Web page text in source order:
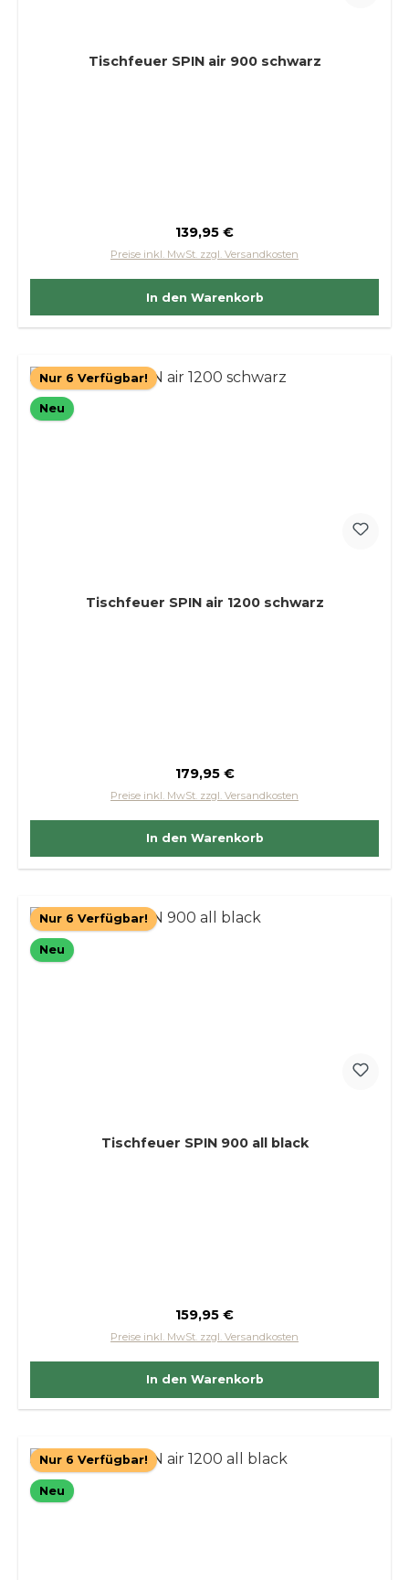
Tischfeuer SPIN air 900 schwarz
Regulärer Preis:
139,95 €
Preise inkl. MwSt. zzgl. Versandkosten
In den Warenkorb
Nur 6 Verfügbar!
Neu
Tischfeuer SPIN air 1200 schwarz
Regulärer Preis:
179,95 €
Preise inkl. MwSt. zzgl. Versandkosten
In den Warenkorb
Nur 6 Verfügbar!
Neu
Tischfeuer SPIN 900 all black
Regulärer Preis:
159,95 €
Preise inkl. MwSt. zzgl. Versandkosten
In den Warenkorb
Nur 6 Verfügbar!
Neu